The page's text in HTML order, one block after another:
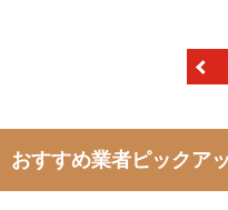
おすすめ業者ピックア